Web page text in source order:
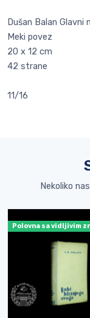
Dušan Balan Glavni
Meki povez
20 x 12 cm
42 strane
11/16
Nekoliko
Polovna sa vidljivim